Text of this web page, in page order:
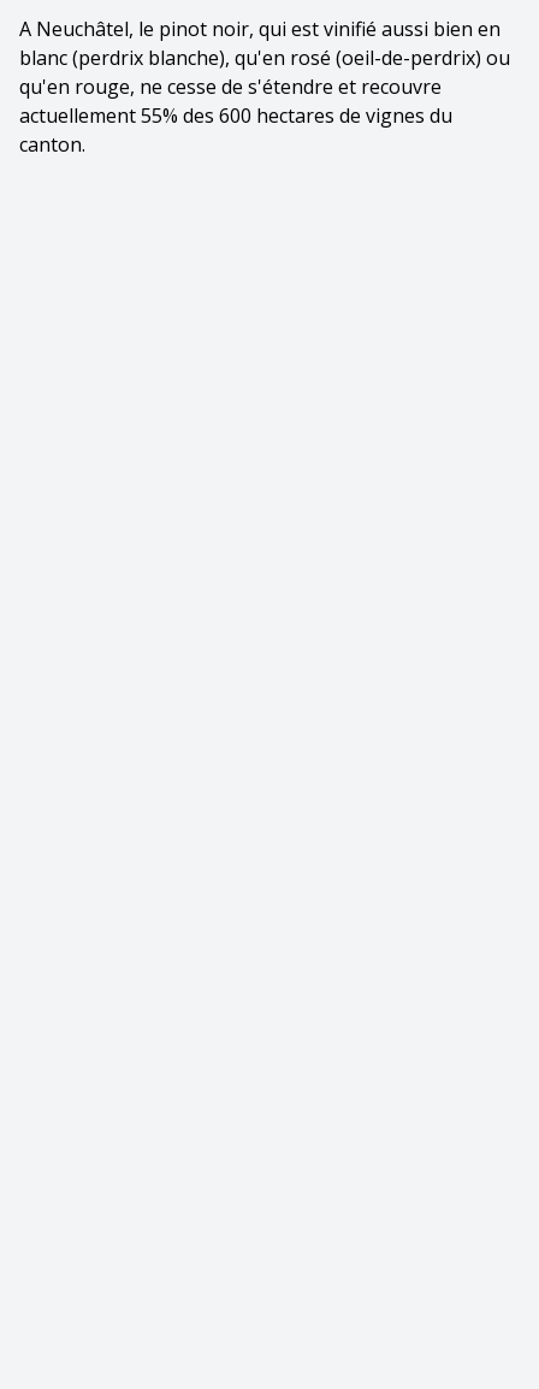
A Neuchâtel, le pinot noir, qui est vinifié aussi bien en
blanc (perdrix blanche), qu'en rosé (oeil-de-perdrix) ou
qu'en rouge, ne cesse de s'étendre et recouvre
actuellement 55% des 600 hectares de vignes du
canton.